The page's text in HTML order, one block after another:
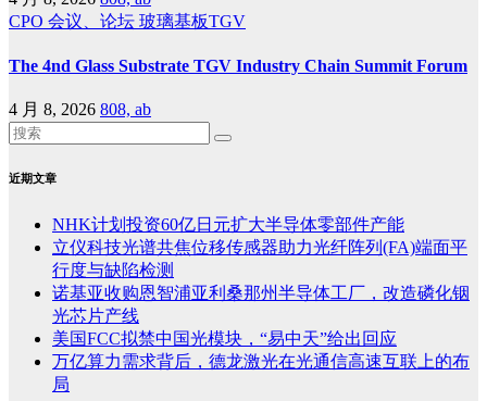
CPO 会议、论坛 玻璃基板TGV
The 4nd Glass Substrate TGV Industry Chain Summit Forum
4 月 8, 2026 808, ab
近期文章
NHK计划投资60亿日元扩大半导体零部件产能
立仪科技光谱共焦位移传感器助力光纤阵列(FA)端面平
行度与缺陷检测
诺基亚收购恩智浦亚利桑那州半导体工厂，改造磷化铟
光芯片产线
美国FCC拟禁中国光模块，“易中天”给出回应
万亿算力需求背后，德龙激光在光通信高速互联上的布
局